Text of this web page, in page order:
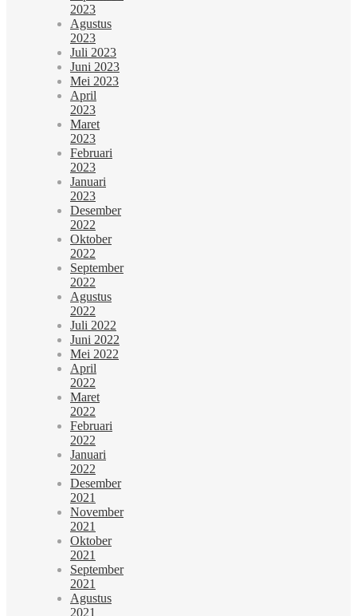
2023
Agustus
2023
Juli 2023
Juni 2023
Mei 2023
April
2023
Maret
2023
Februari
2023
Januari
2023
Desember
2022
Oktober
2022
September
2022
Agustus
2022
Juli 2022
Juni 2022
Mei 2022
April
2022
Maret
2022
Februari
2022
Januari
2022
Desember
2021
November
2021
Oktober
2021
September
2021
Agustus
2021